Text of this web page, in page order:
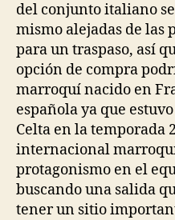
del conjunto italiano
mismo alejadas de las
para un traspaso, así
opción de compra
marroquí nacido en
española ya que
Celta en la temporada
internacional
protagonismo en el
buscando una salida
tener un sitio